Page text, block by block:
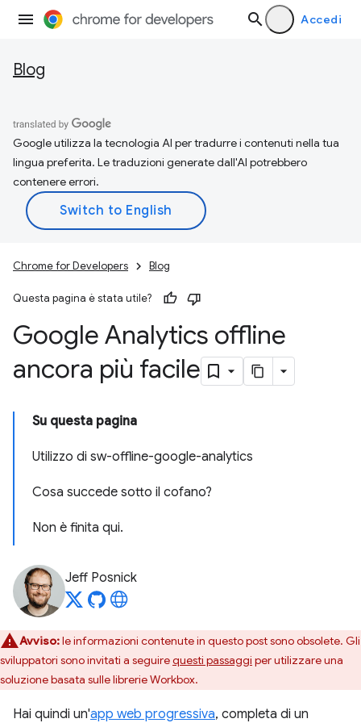
Accedi
Blog
Google utilizza la tecnologia AI per tradurre i contenuti nella tua
lingua preferita. Le traduzioni generate dall'AI potrebbero
contenere errori.
Chrome for Developers Blog
Questa pagina è stata utile?
Google Analytics offline
ancora più facile
Su questa pagina
Utilizzo di sw-offline-google-analytics
Cosa succede sotto il cofano?
Non è finita qui.
Jeff Posnick
Avviso:le informazioni contenute in questo post sono obsolete. Gli
sviluppatori sono invitati a seguirequesti passaggi per utilizzare una
soluzione basata sulle librerie Workbox.
Hai quindi un'app web progressiva, completa di un